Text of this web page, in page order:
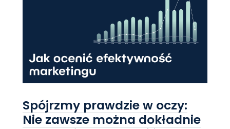
Spójrzmy prawdzie w oczy:
Nie zawsze można dokładnie